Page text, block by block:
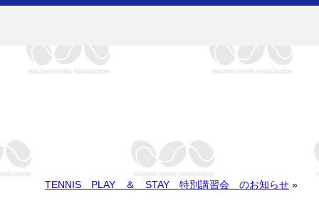
TENNIS PLAY ＆ STAY 特別講習会 のお知らせ »